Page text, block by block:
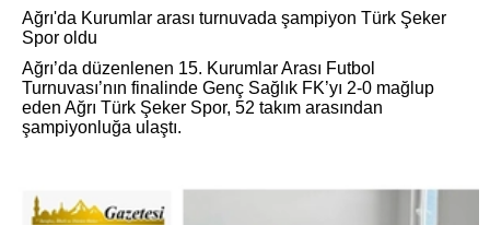
Ağrı'da Kurumlar arası turnuvada şampiyon Türk Şeker
Spor oldu
Ağrı’da düzenlenen 15. Kurumlar Arası Futbol
Turnuvası’nın finalinde Genç Sağlık FK’yı 2-0 mağlup
eden Ağrı Türk Şeker Spor, 52 takım arasından
şampiyonluğa ulaştı.